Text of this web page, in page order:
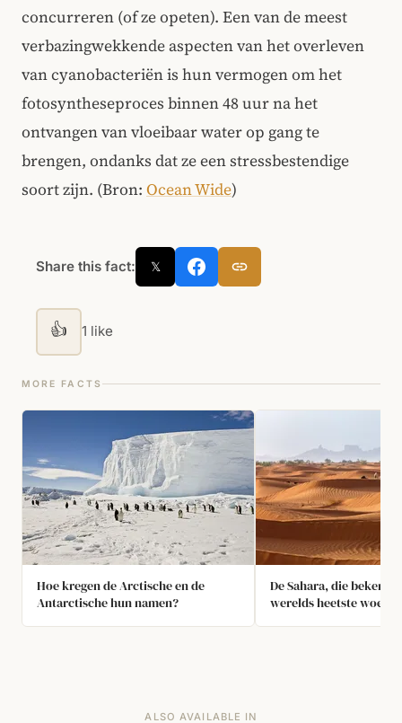
concurreren (of ze opeten). Een van de meest
verbazingwekkende aspecten van het overleven
van cyanobacteriën is hun vermogen om het
fotosyntheseproces binnen 48 uur na het
ontvangen van vloeibaar water op gang te
brengen, ondanks dat ze een stressbestendige
soort zijn. (Bron: Ocean Wide)
Share this fact: 𝕏
👍 1 like
MORE FACTS
Hoe kregen de Arctische en de
Antarctische hun namen?
De Sahara, die bekend
werelds heetste
ALSO AVAILABLE IN